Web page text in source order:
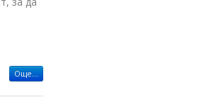
Още...